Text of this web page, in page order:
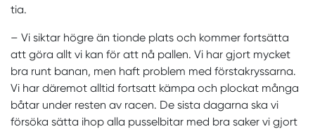
tia.
– Vi siktar högre än tionde plats och kommer fortsätta
att göra allt vi kan för att nå pallen. Vi har gjort mycket
bra runt banan, men haft problem med förstakryssarna.
Vi har däremot alltid fortsatt kämpa och plockat många
båtar under resten av racen. De sista dagarna ska vi
försöka sätta ihop alla pusselbitar med bra saker vi gjort